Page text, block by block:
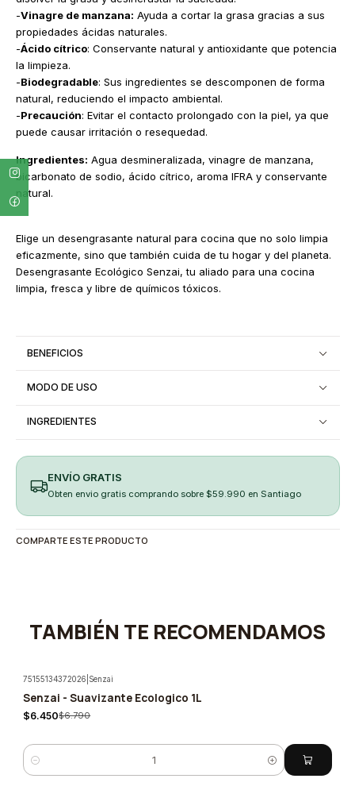
-Vinagre de manzana: Ayuda a cortar la grasa gracias a sus
propiedades ácidas naturales.
-Ácido cítrico: Conservante natural y antioxidante que potencia
la limpieza.
-Biodegradable: Sus ingredientes se descomponen de forma
natural, reduciendo el impacto ambiental.
-Precaución: Evitar el contacto prolongado con la piel, ya que
puede causar irritación o resequedad.
Ingredientes: Agua desmineralizada, vinagre de manzana,
bicarbonato de sodio, ácido cítrico, aroma IFRA y conservante
natural.
Elige un desengrasante natural para cocina que no solo limpia
eficazmente, sino que también cuida de tu hogar y del planeta.
Desengrasante Ecológico Senzai, tu aliado para una cocina
limpia, fresca y libre de químicos tóxicos.
BENEFICIOS
MODO DE USO
INGREDIENTES
ENVÍO GRATIS
Obten envio gratis comprando sobre $59.990 en Santiago
COMPARTE ESTE PRODUCTO
TAMBIÉN TE RECOMENDAMOS
-5%
75155134372026 Senzai
Senzai - Suavizante Ecologico 1L
$6.450$6.790
Cantidad